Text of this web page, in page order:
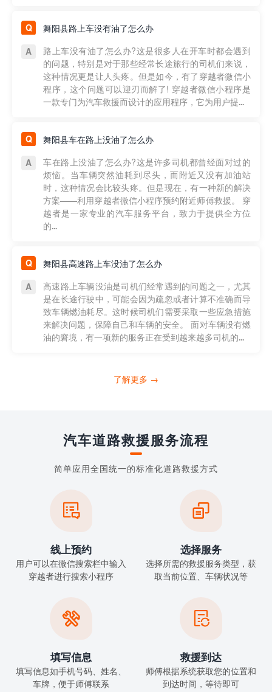
舞阳县路上车没有油了怎么办
路上车没有油了怎么办?这是很多人在开车时都会遇到
的问题，特别是对于那些经常长途旅行的司机们来说，
这种情况更是让人头疼。但是如今，有了穿越者微信小
程序，这个问题可以迎刃而解了! 穿越者微信小程序是
一款专门为汽车救援而设计的应用程序，它为用户提...
舞阳县车在路上没油了怎么办
车在路上没油了怎么办?这是许多司机都曾经面对过的
烦恼。当车辆突然油耗到尽头，而附近又没有加油站
时，这种情况会比较头疼。但是现在，有一种新的解决
方案——利用穿越者微信小程序预约附近师傅救援。 穿
越者是一家专业的汽车服务平台，致力于提供全方位
的...
舞阳县高速路上车没油了怎么办
高速路上车辆没油是司机们经常遇到的问题之一，尤其
是在长途行驶中，可能会因为疏忽或者计算不准确而导
致车辆燃油耗尽。这时候司机们需要采取一些应急措施
来解决问题，保障自己和车辆的安全。 面对车辆没有燃
油的窘境，有一项新的服务正在受到越来越多司机的...
了解更多 →
汽车道路救援服务流程
简单应用全国统一的标准化道路救援方式

线上预约
用户可以在微信搜索栏中输入
穿越者进行搜索小程序

选择服务
选择所需的救援服务类型，获
取当前位置、车辆状况等

填写信息
填写信息如手机号码、姓名、
车牌，便于师傅联系

救援到达
师傅根据系统获取您的位置和
到达时间，等待即可